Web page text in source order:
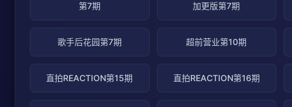
第7期 加更版第7期
歌手后花园第7期 超前营业第10期
直拍REACTION第15期 直拍REACTION第16期